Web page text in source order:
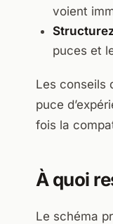
voient
puces et
Les conseils
puce
fois la
À quoi
Le schéma